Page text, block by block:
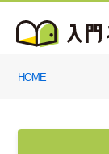
HOME